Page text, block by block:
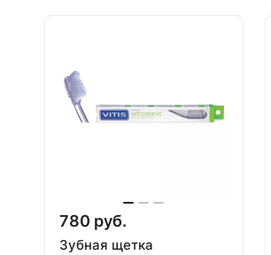
780 руб.
Зубная щетка